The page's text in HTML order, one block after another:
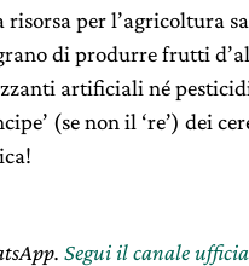
per l’agricoltura
di produrre frutti
artificiali né
(se non il ‘re’) dei
Segui il canale